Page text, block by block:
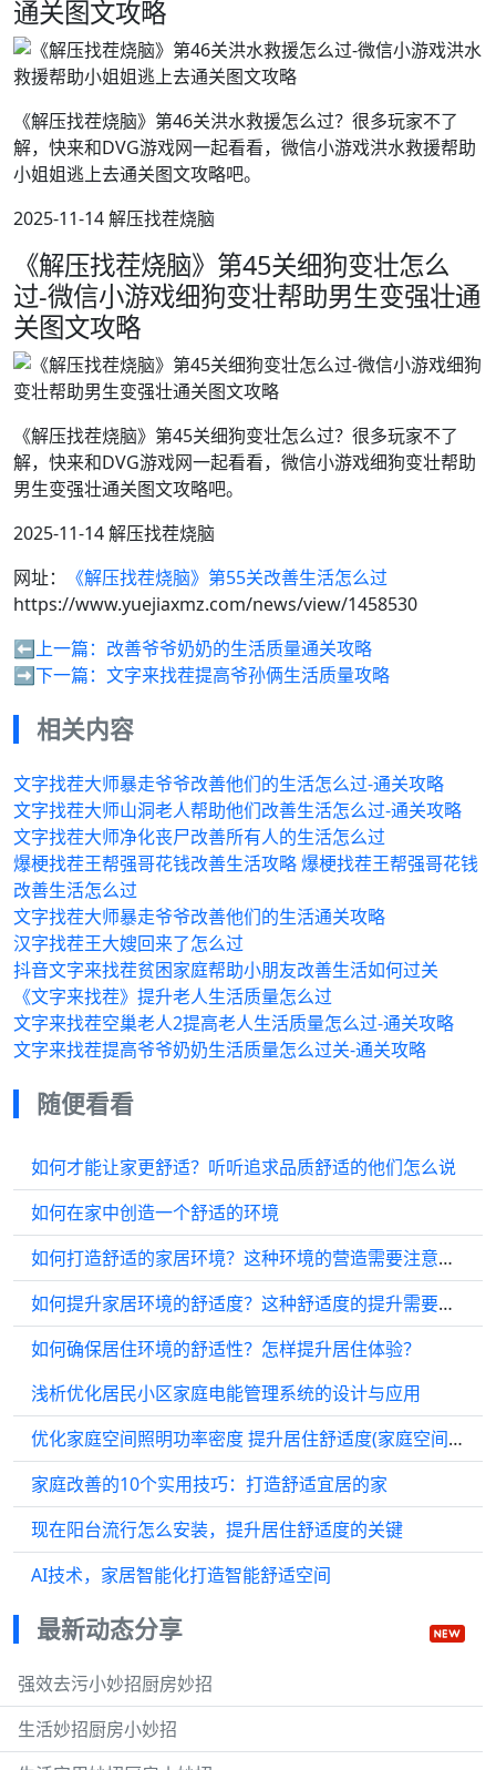
通关图文攻略
《解压找茬烧脑》第46关洪水救援怎么过？很多玩家不了
解，快来和DVG游戏网一起看看，微信小游戏洪水救援帮助
小姐姐逃上去通关图文攻略吧。
2025-11-14 解压找茬烧脑
《解压找茬烧脑》第45关细狗变壮怎么
过-微信小游戏细狗变壮帮助男生变强壮通
关图文攻略
《解压找茬烧脑》第45关细狗变壮怎么过？很多玩家不了
解，快来和DVG游戏网一起看看，微信小游戏细狗变壮帮助
男生变强壮通关图文攻略吧。
2025-11-14 解压找茬烧脑
网址：
《解压找茬烧脑》第55关改善生活怎么过
https://www.yuejiaxmz.com/news/view/1458530
⬅️上一篇： 改善爷爷奶奶的生活质量通关攻略
➡️下一篇： 文字来找茬提高爷孙俩生活质量攻略
相关内容
文字找茬大师暴走爷爷改善他们的生活怎么过-通关攻略
文字找茬大师山洞老人帮助他们改善生活怎么过-通关攻略
文字找茬大师净化丧尸改善所有人的生活怎么过
爆梗找茬王帮强哥花钱改善生活攻略 爆梗找茬王帮强哥花钱
改善生活怎么过
文字找茬大师暴走爷爷改善他们的生活通关攻略
汉字找茬王大嫂回来了怎么过
抖音文字来找茬贫困家庭帮助小朋友改善生活如何过关
《文字来找茬》提升老人生活质量怎么过
文字来找茬空巢老人2提高老人生活质量怎么过-通关攻略
文字来找茬提高爷爷奶奶生活质量怎么过关-通关攻略
随便看看
如何才能让家更舒适？听听追求品质舒适的他们怎么说
如何在家中创造一个舒适的环境
如何打造舒适的家居环境？这种环境的营造需要注意哪些方面？
如何提升家居环境的舒适度？这种舒适度的提升需要注意哪些方面？
如何确保居住环境的舒适性？怎样提升居住体验？
浅析优化居民小区家庭电能管理系统的设计与应用
优化家庭空间照明功率密度 提升居住舒适度(家庭空间照明功率密度)
家庭改善的10个实用技巧：打造舒适宜居的家
现在阳台流行怎么安装，提升居住舒适度的关键
AI技术，家居智能化打造智能舒适空间
最新动态分享
强效去污小妙招厨房妙招
生活妙招厨房小妙招